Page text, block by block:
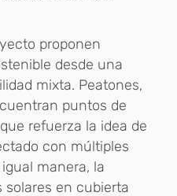
proponen
desde una
mixta. Peatones,
puntos de
refuerza la idea de
con múltiples
manera, la
solares en cubierta